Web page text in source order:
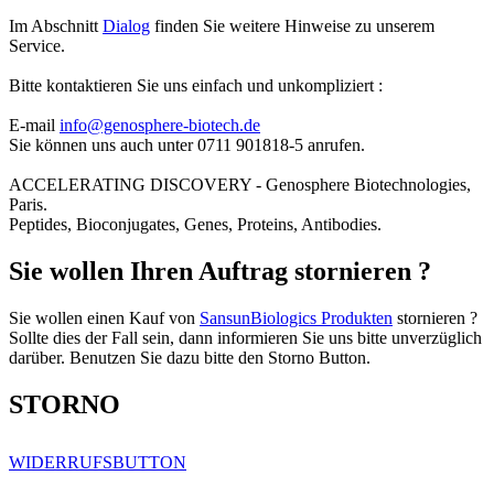
Im Abschnitt Dialog finden Sie weitere Hinweise zu unserem
Service.
Bitte kontaktieren Sie uns einfach und unkompliziert :
E-mail info@genosphere-biotech.de
Sie können uns auch unter 0711 901818-5 anrufen.
ACCELERATING DISCOVERY - Genosphere Biotechnologies,
Paris.
Peptides, Bioconjugates, Genes, Proteins, Antibodies.
Sie wollen Ihren Auftrag stornieren ?
Sie wollen einen Kauf von SansunBiologics Produkten stornieren ?
Sollte dies der Fall sein, dann informieren Sie uns bitte unverzüglich
darüber. Benutzen Sie dazu bitte den Storno Button.
STORNO
WIDERRUFSBUTTON